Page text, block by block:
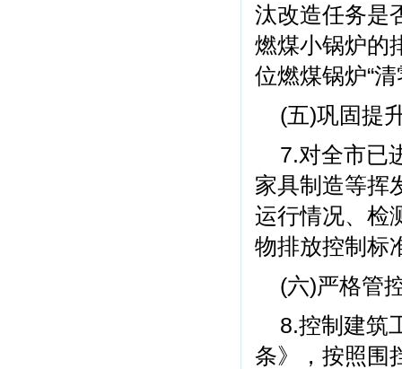
汰改造任务是
燃煤小锅炉的
位燃煤锅炉“
(五)巩固提
7.对全市已
家具制造等挥
运行情况、检
物排放控制标
(六)严格管
8.控制建筑
条》，按照围